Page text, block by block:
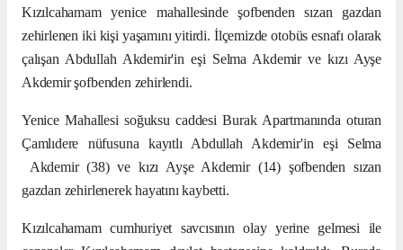
Kızılcahamam yenice mahallesinde şofbenden sızan gazdan
zehirlenen iki kişi yaşamını yitirdi. İlçemizde otobüs esnafı olarak
çalışan Abdullah Akdemir'in eşi Selma Akdemir ve kızı Ayşe
Akdemir şofbenden zehirlendi.
Yenice Mahallesi soğuksu caddesi Burak Apartmanında oturan
Çamlıdere nüfusuna kayıtlı Abdullah Akdemir'in eşi Selma
Akdemir (38) ve kızı Ayşe Akdemir (14) şofbenden sızan
gazdan zehirlenerek hayatını kaybetti.
Kızılcahamam cumhuriyet savcısının olay yerine gelmesi ile